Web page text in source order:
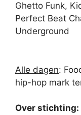
Ghetto Funk,
Perfect Beat
Underground
Alle dagen:
hip-hop mark
Over stichting: